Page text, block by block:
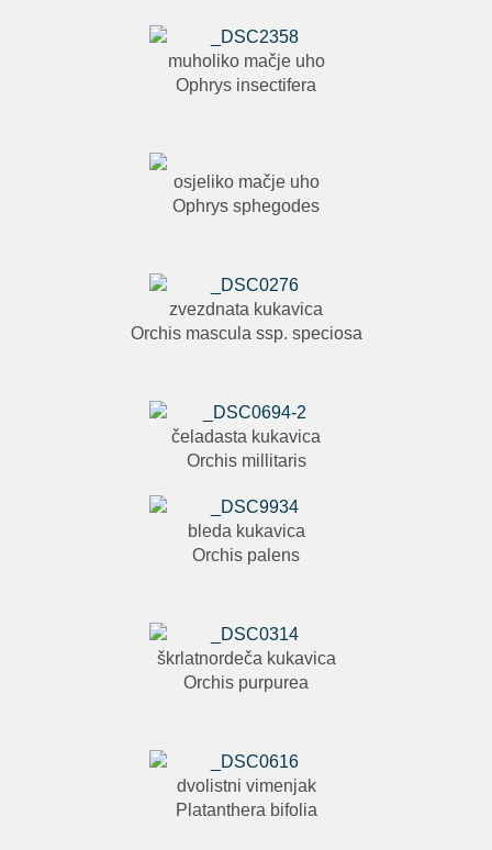
muholiko mačje uho
Ophrys insectifera
osjeliko mačje uho
Ophrys sphegodes
zvezdnata kukavica
Orchis mascula ssp. speciosa
čeladasta kukavica
Orchis millitaris
bleda kukavica
Orchis palens
škrlatnordeča kukavica
Orchis purpurea
dvolistni vimenjak
Platanthera bifolia